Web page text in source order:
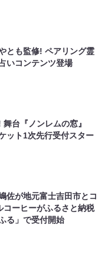
とも監修! ペアリング霊
いコンテンツ登場
台『ノンレムの窓』
ット1次先行受付スター
佐が地元富士吉田市とコ
コーヒーがふるさと納税
る」で受付開始